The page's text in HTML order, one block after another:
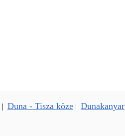
| Duna - Tisza köze | Dunakanyar